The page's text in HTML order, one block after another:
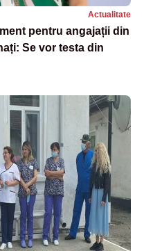
Actualitate
pentru angajații din
Se vor testa din